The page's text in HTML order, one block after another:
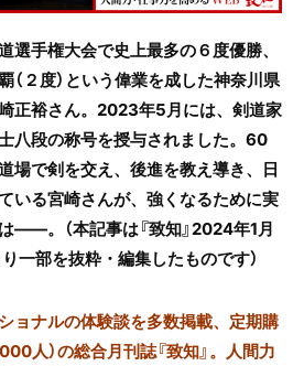
選手権大会で史上最多の６度優勝、
（２度）という偉業を成した神奈川県
正裕さん。2023年5月には、剣道家
八段の称号を授与されました。60
場で剣を交え、後進を教え導き、日
いる宮崎さんが、強くなるために実
――。 （本記事は『致知』2024年1月
一部を抜粋・編集したものです）
ョナルの体験談を多数掲載、定期購
人）の総合月刊誌『致知』。人間力